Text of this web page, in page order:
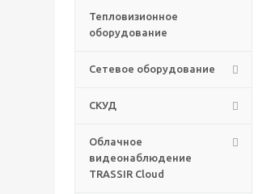
Тепловизионное
оборудование
Сетевое оборудование
СКУД
Облачное
видеонаблюдение
TRASSIR Cloud